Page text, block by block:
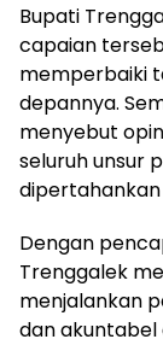
Bupati
capaian
memperbaiki
depannya.
menyebut
seluruh unsur
Dengan
Trenggalek
menjalankan
dan